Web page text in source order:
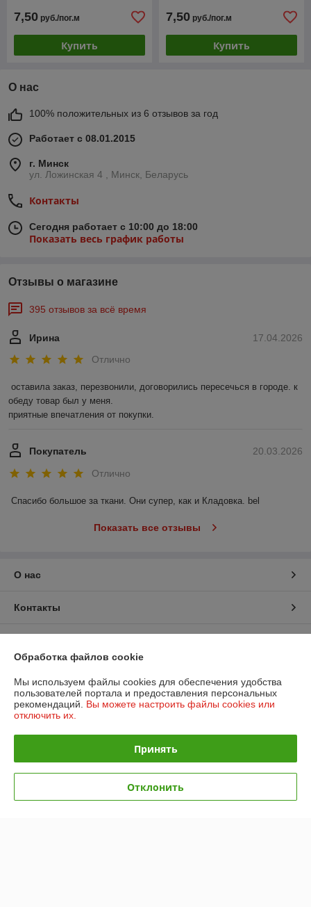
7,50 руб./пог.м
Купить
7,50 руб./пог.м
Купить
О нас
100% положительных из 6 отзывов за год
Работает с 08.01.2015
г. Минск
ул. Ложинская 4 , Минск, Беларусь
Контакты
Сегодня работает с 10:00 до 18:00
Показать весь график работы
Отзывы о магазине
395 отзывов за всё время
17.04.2026
Ирина
Отлично
оставила заказ, перезвонили, договорились пересечься в городе. к
обеду товар был у меня.
приятные впечатления от покупки.
20.03.2026
Покупатель
Отлично
Спасибо большое за ткани. Они супер, как и Кладовка. bel
Показать все отзывы
О нас
Контакты
Полная версия сайта
Политика обработки cookies
Сайт создан на платформе Deal.by
Обработка файлов cookie
Мы используем файлы cookies для обеспечения удобства
пользователей портала и предоставления персональных
рекомендаций. Вы можете настроить файлы cookies или
отключить их.
Принять
Отклонить